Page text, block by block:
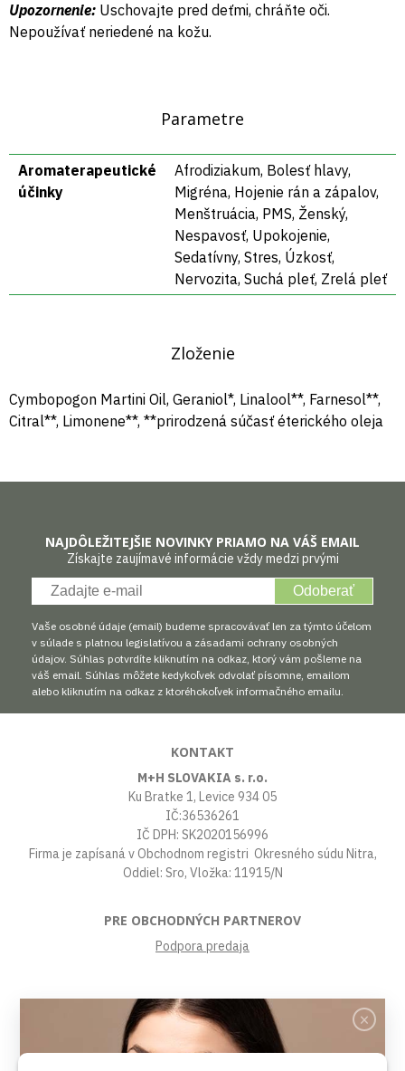
Upozornenie: Uschovajte pred deťmi, chráňte oči.
Nepoužívať neriedené na kožu.
Parametre
Aromaterapeutické
účinky
Afrodiziakum, Bolesť hlavy,
Migréna, Hojenie rán a zápalov,
Menštruácia, PMS, Ženský,
Nespavosť, Upokojenie,
Sedatívny, Stres, Úzkosť,
Nervozita, Suchá pleť, Zrelá pleť
Zloženie
Cymbopogon Martini Oil, Geraniol*, Linalool**, Farnesol**,
Citral**, Limonene**, **prirodzená súčasť éterického oleja
NAJDÔLEŽITEJŠIE NOVINKY PRIAMO NA VÁŠ EMAIL
Získajte zaujímavé informácie vždy medzi prvými
Odoberať
Vaše osobné údaje (email) budeme spracovávať len za týmto účelom
v súlade s platnou legislatívou a zásadami ochrany osobných
údajov. Súhlas potvrdíte kliknutím na odkaz, ktorý vám pošleme na
váš email. Súhlas môžete kedykoľvek odvolať písomne, emailom
alebo kliknutím na odkaz z ktoréhokoľvek informačného emailu.
KONTAKT
M+H SLOVAKIA s. r.o.
Ku Bratke 1, Levice 934 05
IČ:36536261
IČ DPH: SK2020156996
Firma je zapísaná v Obchodnom registri Okresného súdu Nitra,
Oddiel: Sro, Vložka: 11915/N
PRE OBCHODNÝCH PARTNEROV
Podpora predaja
VŠETKO O NÁKUPE
Obchodné podmienky
Platby a poštovné